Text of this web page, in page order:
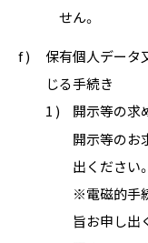
せん。
f )
保有個人データ
じる手続き
1 )
開示等の求
開示等のお
出ください。
※電磁的手
旨お申し出